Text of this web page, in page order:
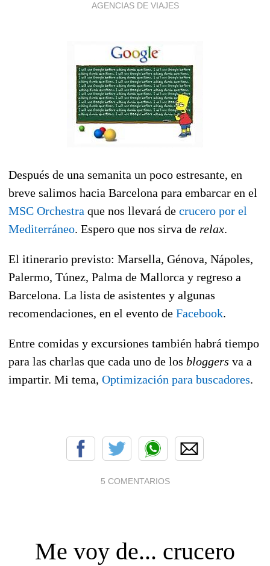
AGENCIAS DE VIAJES
Después de una semanita un poco estresante, en
breve salimos hacia Barcelona para embarcar en el
MSC Orchestra que nos llevará de crucero por el
Mediterráneo. Espero que nos sirva de relax.
El itinerario previsto: Marsella, Génova, Nápoles,
Palermo, Túnez, Palma de Mallorca y regreso a
Barcelona. La lista de asistentes y algunas
recomendaciones, en el evento de Facebook.
Entre comidas y excursiones también habrá tiempo
para las charlas que cada uno de los bloggers va a
impartir. Mi tema, Optimización para buscadores.
5 COMENTARIOS
Me voy de... crucero